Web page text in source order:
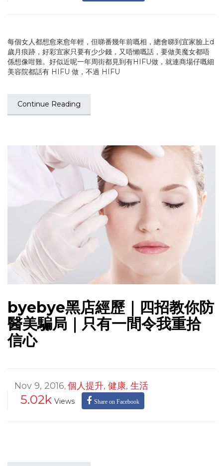
每個女人都想愈來愈年輕，但睇番幾年前嘅相，總會睇到宜家臉上d
歲月痕跡，好彩宜家只要有少少錢，又唔懶嘅話，要做美魔女都唔
係想像咁難。好似近呢一年周街都見到有HIFU做，就連商場仔嘅細
美容院都話有 HIFU 做，不過 HIFU
Continue Reading
byebye黑店經歷｜四招教你防
醫美騙局｜只有一間令我重拾
信心
Nov 9, 2016, 個人提升, 健康, 生活
5.02k Views Share on Facebook